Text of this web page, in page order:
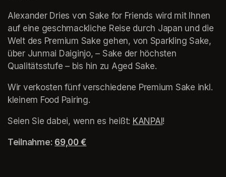
Alexander Dries von Sake for Friends wird mit Ihnen
auf eine geschmackliche Reise durch Japan und die
Welt des Premium Sake gehen, von Sparkling Sake,
über Junmai Daiginjo, – Sake der höchsten
Qualitätsstufe – bis hin zu Aged Sake.
Wir verkosten fünf verschiedene Premium Sake inkl.
kleinem Food Pairing.
Seien Sie dabei, wenn es heißt: KANPAI(opens in a
!
Teilnahme: 69,00 €